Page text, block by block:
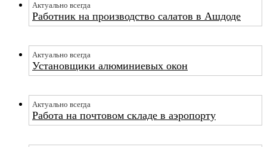
Актуально всегда
Работник на производство салатов в Ашдоде
Актуально всегда
Установщики алюминиевых окон
Актуально всегда
Работа на почтовом складе в аэропорту